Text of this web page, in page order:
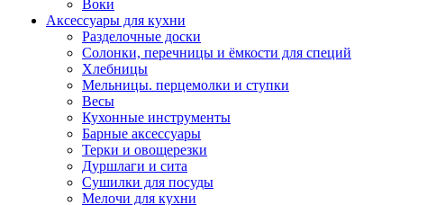
Воки
Аксессуары для кухни
Разделочные доски
Солонки, перечницы и ёмкости для специй
Хлебницы
Мельницы. перцемолки и ступки
Весы
Кухонные инструменты
Барные аксессуары
Терки и овощерезки
Дуршлаги и сита
Сушилки для посуды
Мелочи для кухни